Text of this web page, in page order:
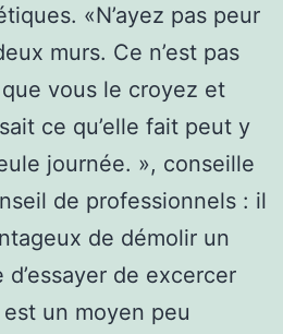
«N’ayez pas peur
murs. Ce n’est pas
vous le croyez et
ce qu’elle fait peut y
journée. », conseille
de professionnels : il
de démolir un
de excercer
est un moyen peu